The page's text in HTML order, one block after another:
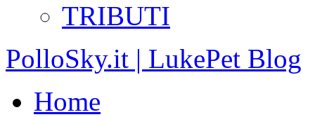
TRIBUTI
PolloSky.it | LukePet Blog
Home